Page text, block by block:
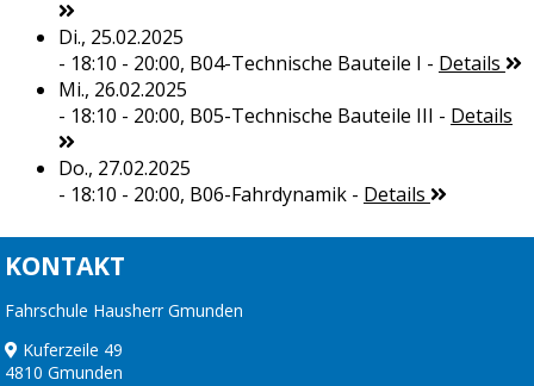
Di., 25.02.2025
- 18:10 - 20:00, B04-Technische Bauteile I - Details
Mi., 26.02.2025
- 18:10 - 20:00, B05-Technische Bauteile III - Details
Do., 27.02.2025
- 18:10 - 20:00, B06-Fahrdynamik- Details
KONTAKT
Fahrschule Hausherr Gmunden
Kuferzeile 49
4810 Gmunden